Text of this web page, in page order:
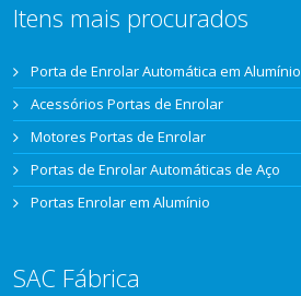
Itens mais procurados
Porta de Enrolar Automática em Alumínio
Acessórios Portas de Enrolar
Motores Portas de Enrolar
Portas de Enrolar Automáticas de Aço
Portas Enrolar em Alumínio
SAC Fábrica